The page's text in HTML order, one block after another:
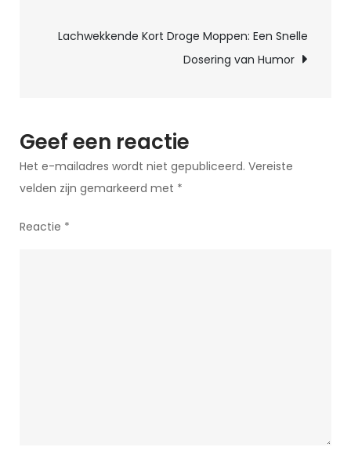
illustratorLachwekkende Kort Droge Moppen: Een Snelle
Dosering van Humor
Geef een reactie
Het e-mailadres wordt niet gepubliceerd. Vereiste
velden zijn gemarkeerd met *
Reactie *